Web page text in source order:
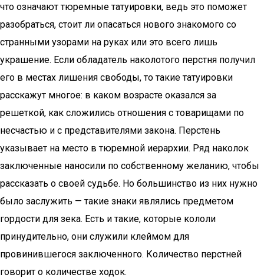
что означают тюремные татуировки, ведь это поможет
разобраться, стоит ли опасаться нового знакомого со
странными узорами на руках или это всего лишь
украшение. Если обладатель наколотого перстня получил
его в местах лишения свободы, то такие татуировки
расскажут многое: в каком возрасте оказался за
решеткой, как сложились отношения с товарищами по
несчастью и с представителями закона. Перстень
указывает на место в тюремной иерархии. Ряд наколок
заключенные наносили по собственному желанию, чтобы
рассказать о своей судьбе. Но большинство из них нужно
было заслужить — такие знаки являлись предметом
гордости для зека. Есть и такие, которые кололи
принудительно, они служили клеймом для
провинившегося заключенного. Количество перстней
говорит о количестве ходок.